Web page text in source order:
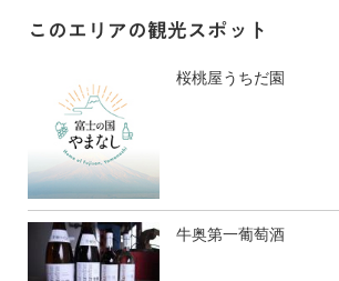
このエリアの観光スポット
桜桃屋うちだ園
牛奥第一葡萄酒